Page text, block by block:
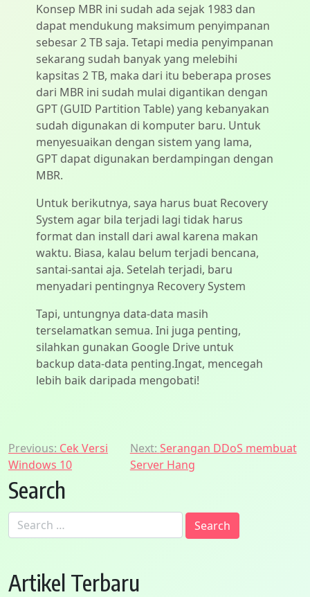
Konsep MBR ini sudah ada sejak 1983 dan
dapat mendukung maksimum penyimpanan
sebesar 2 TB saja. Tetapi media penyimpanan
sekarang sudah banyak yang melebihi
kapsitas 2 TB, maka dari itu beberapa proses
dari MBR ini sudah mulai digantikan dengan
GPT (GUID Partition Table) yang kebanyakan
sudah digunakan di komputer baru. Untuk
menyesuaikan dengan sistem yang lama,
GPT dapat digunakan berdampingan dengan
MBR.
Untuk berikutnya, saya harus buat Recovery
System agar bila terjadi lagi tidak harus
format dan install dari awal karena makan
waktu. Biasa, kalau belum terjadi bencana,
santai-santai aja. Setelah terjadi, baru
menyadari pentingnya Recovery System
Tapi, untungnya data-data masih
terselamatkan semua. Ini juga penting,
silahkan gunakan Google Drive untuk
backup data-data penting.Ingat, mencegah
lebih baik daripada mengobati!
Post
navigation
Previous: Cek Versi
Windows 10
Next: Serangan DDoS membuat
Server Hang
Search
Search
for:
Artikel Terbaru